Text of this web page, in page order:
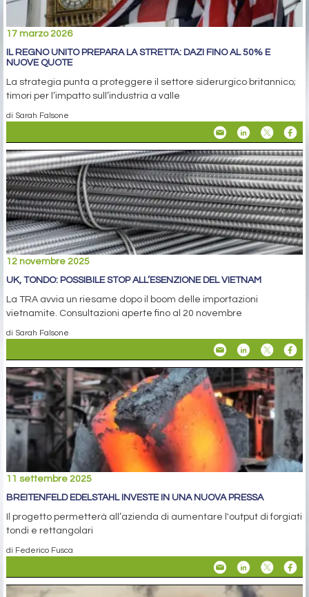
17 marzo 2026
IL REGNO UNITO PREPARA LA STRETTA: DAZI FINO AL 50% E
NUOVE QUOTE
La strategia punta a proteggere il settore siderurgico britannico;
timori per l’impatto sull’industria a valle
di Sarah Falsone
12 novembre 2025
UK, TONDO: POSSIBILE STOP ALL’ESENZIONE DEL VIETNAM
La TRA avvia un riesame dopo il boom delle importazioni
vietnamite. Consultazioni aperte fino al 20 novembre
di Sarah Falsone
11 settembre 2025
BREITENFELD EDELSTAHL INVESTE IN UNA NUOVA PRESSA
Il progetto permetterà all’azienda di aumentare l'output di forgiati
tondi e rettangolari
di Federico Fusca